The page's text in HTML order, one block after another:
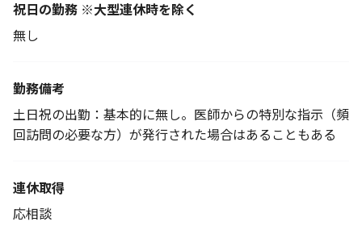
祝日の勤務 ※大型連休時を除く
無し
勤務備考
土日祝の出勤：基本的に無し。医師からの特別な指示（頻
回訪問の必要な方）が発行された場合はあることもある
連休取得
応相談